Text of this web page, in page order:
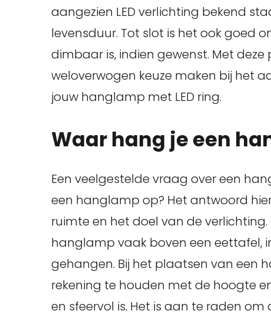
aangezien LED verlichting bekend
levensduur. Tot slot is het ook goed
dimbaar is, indien gewenst. Met
weloverwogen keuze maken bij het
jouw hanglamp met LED ring.
Waar hang je een
Een veelgestelde vraag over een
een hanglamp op? Het antwoord
ruimte en het doel van de
hanglamp vaak boven een eettafel,
gehangen. Bij het plaatsen van een
rekening te houden met de hoogte
en sfeervol is. Het is aan te raden